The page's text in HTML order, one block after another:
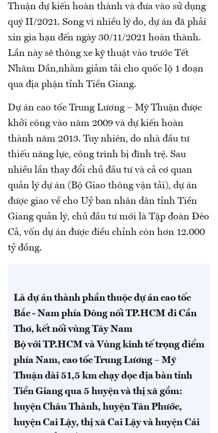
Thuận dự kiến hoàn thành và đưa vào sử dụng
quý II/2021. Song vì nhiều lý do, dự án đã phải
xin gia hạn đến ngày 30/11/2021 hoàn thành.
Lần này sẽ thông xe kỹ thuật vào trước Tết
Nhâm Dần,nhằm giảm tải cho quốc lộ 1 đoạn
qua địa phận tỉnh Tiền Giang.
Dự án cao tốc Trung Lương – Mỹ Thuận được
khởi công vào năm 2009 và dự kiến hoàn
thành năm 2013. Tuy nhiên, do nhà đầu tư
thiếu năng lực, công trình bị đình trệ. Sau
nhiều lần thay đổi chủ đầu tư và cả cơ quan
quản lý dự án (Bộ Giao thông vận tải), dự án
được giao về cho Uỷ ban nhân dân tỉnh Tiền
Giang quản lý, chủ đầu tư mới là Tập đoàn Đèo
Cả, vốn dự án được điều chỉnh còn hơn 12.000
tỷ đồng.
Là dự án thành phần thuộc dự án cao tốc
Bắc - Nam phía Đông nối TP.HCM đi Cần
Thơ, kết nối vùng Tây Nam
Bộ với TP.HCM và Vùng kinh tế trọng điểm
phía Nam, cao tốc Trung Lương – Mỹ
Thuận dài 51,5 km chạy dọc địa bàn tỉnh
Tiền Giang qua 5 huyện và thị xã gồm:
huyện Châu Thành, huyện Tân Phước,
huyện Cai Lậy, thị xã Cai Lậy và huyện Cái